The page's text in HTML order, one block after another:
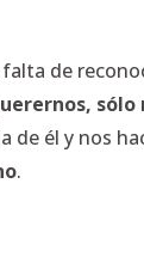
de
él y nos
.